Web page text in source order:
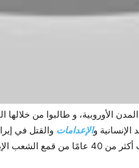
الأوروبية، و طالبوا من
الإنسانية والإعدامات والقتل في
من قمع الشعب الإيراني و